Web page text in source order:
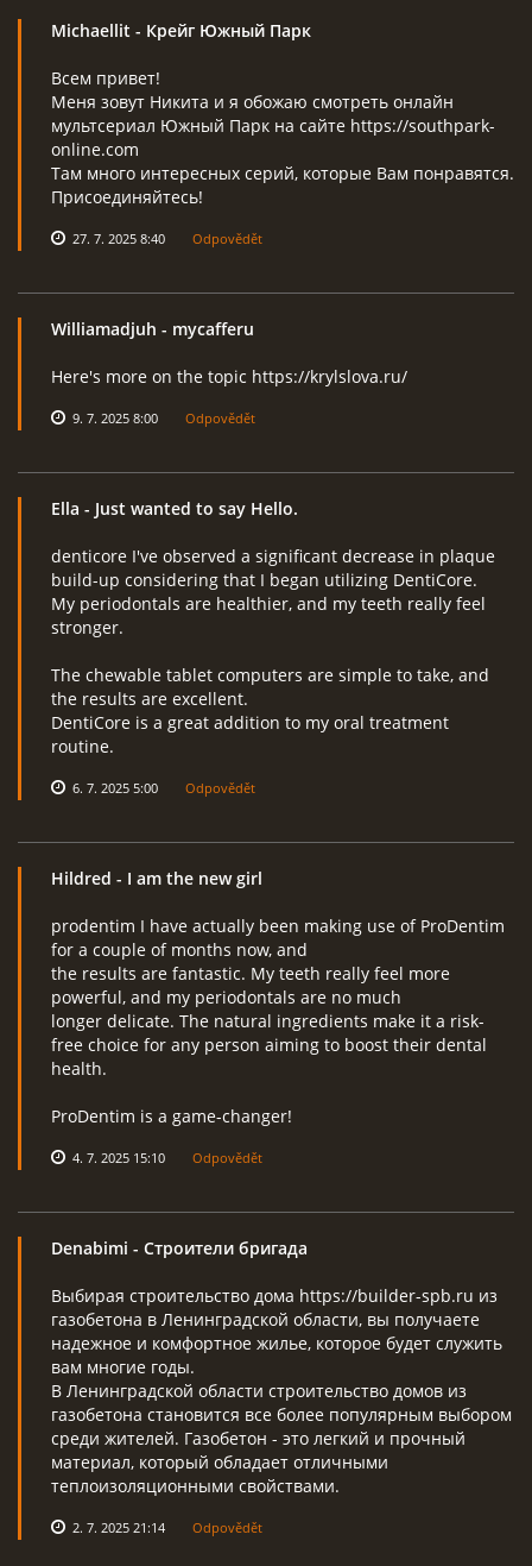
Michaellit - Крейг Южный Парк
Всем привет!
Меня зовут Никита и я обожаю смотреть онлайн
мультсериал Южный Парк на сайте https://southpark-
online.com
Там много интересных серий, которые Вам понравятся.
Присоединяйтесь!
27. 7. 2025 8:40 Odpovědět
Williamadjuh - mycafferu
Here's more on the topic https://krylslova.ru/
9. 7. 2025 8:00 Odpovědět
Ella - Just wanted to say Hello.
denticore I've observed a significant decrease in plaque
build-up considering that I began utilizing DentiCore.
My periodontals are healthier, and my teeth really feel
stronger.
The chewable tablet computers are simple to take, and
the results are excellent.
DentiCore is a great addition to my oral treatment
routine.
6. 7. 2025 5:00 Odpovědět
Hildred - I am the new girl
prodentim I have actually been making use of ProDentim
for a couple of months now, and
the results are fantastic. My teeth really feel more
powerful, and my periodontals are no much
longer delicate. The natural ingredients make it a risk-
free choice for any person aiming to boost their dental
health.
ProDentim is a game-changer!
4. 7. 2025 15:10 Odpovědět
Denabimi - Строители бригада
Выбирая строительство дома https://builder-spb.ru из
газобетона в Ленинградской области, вы получаете
надежное и комфортное жилье, которое будет служить
вам многие годы.
В Ленинградской области строительство домов из
газобетона становится все более популярным выбором
среди жителей. Газобетон - это легкий и прочный
материал, который обладает отличными
теплоизоляционными свойствами.
2. 7. 2025 21:14 Odpovědět